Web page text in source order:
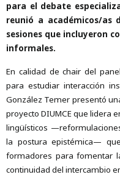
para el debate
reunió a académicos/as
sesiones que incluyeron
informales.
En calidad de chair del
para estudiar interacción
González Temer presentó
proyecto DIUMCE que lidera
lingüísticos
la postura epistémica—
formadores para fomentar
continuidad del intercambio